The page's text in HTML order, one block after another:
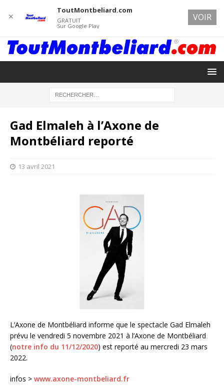
Gad Elmaleh à l’Axone de
Montbéliard reporté
13 avril 2021
L’Axone de Montbéliard informe que le spectacle Gad Elmaleh
prévu le vendredi 5 novembre 2021 à l’Axone de Montbéliard
(notre info du 11/12/2020) est reporté au mercredi 23 mars
2022.
infos > www.axone-montbeliard.fr
✕
ToutMontbeliard.com
GRATUIT
Sur Google Play
VOIR